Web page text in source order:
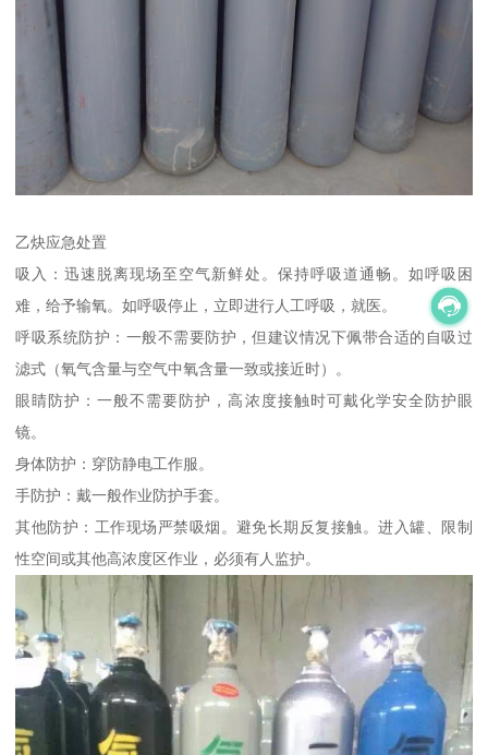
乙炔应急处置
吸入：迅速脱离现场至空气新鲜处。保持呼吸道通畅。如呼吸困
难，给予输氧。如呼吸停止，立即进行人工呼吸，就医。
呼吸系统防护：一般不需要防护，但建议情况下佩带合适的自吸过
滤式（氧气含量与空气中氧含量一致或接近时）。
眼睛防护：一般不需要防护，高浓度接触时可戴化学安全防护眼
镜。
身体防护：穿防静电工作服。
手防护：戴一般作业防护手套。
其他防护：工作现场严禁吸烟。避免长期反复接触。进入罐、限制
性空间或其他高浓度区作业，必须有人监护。